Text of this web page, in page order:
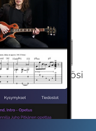
käyttöösi